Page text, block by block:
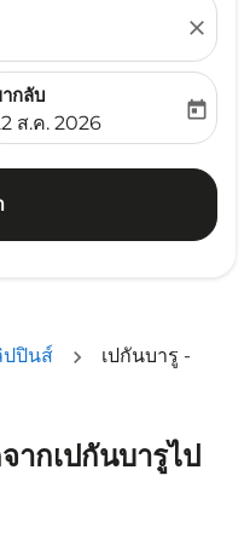
close
aria-label
กลับ
booking-return-date-
ส.ค. 2026
today
ปปินส์
เปกันบารู -
กเปกันบารูไป
างและ/หรือปลายทาง) หรื